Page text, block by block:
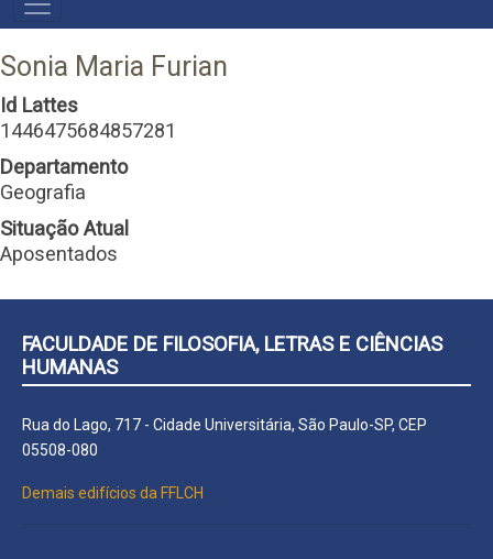
PRINCIPAL
Sonia Maria Furian
Id Lattes
1446475684857281
Departamento
Geografia
Situação Atual
Aposentados
FACULDADE DE FILOSOFIA, LETRAS E CIÊNCIAS
HUMANAS
Rua do Lago, 717 - Cidade Universitária, São Paulo-SP, CEP
05508-080
Demais edifícios da FFLCH